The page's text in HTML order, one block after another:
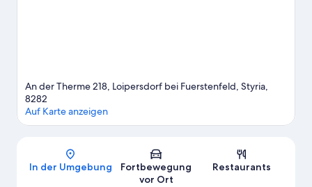
An der Therme 218, Loipersdorf bei Fuerstenfeld, Styria,
8282
Auf Karte anzeigen
In der Umgebung
Fortbewegung
vor Ort
Restaurants